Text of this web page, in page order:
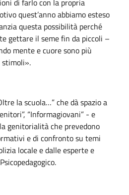
quest’anno abbiamo esteso
questa possibilità perché
gettare il seme fin da piccoli –
mente e cuore sono più
stimoli».
la scuola…” che dà spazio a
“Informagiovani” - e
genitorialità che prevedono
e di confronto su temi
locale e dalle esperte e